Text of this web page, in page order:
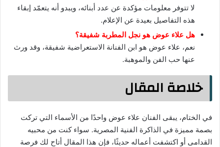
لا تتوفر معلومات مؤكدة عن عدد أبنائه، ويبدو أنه يتعمّد إبقاء
هذه التفاصيل بعيدة عن الإعلام.
هل علاء عوض هو نجل المطربة شفيقة؟
نعم، علاء عوض هو ابن الفنانة الاستعراضية شفيقة، وقد ورث
عنها حب الفن والموهبة.
خلاصة المقال
في الختام، يبقى الفنان علاء عوض واحدًا من الأسماء التي تركت
بصمة مميزة في الذاكرة الفنية المصرية. سواء كنت من محبيه
القدامى أو اكتشفت أعماله حديثًا، فإن هذا المقال أتاح لك فرصة